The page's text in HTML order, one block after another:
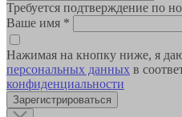
Требуется подтверждение по
Ваше имя *
Нажимая на кнопку ниже, я
персональных данных в
конфиденциальности
Зарегистрироваться